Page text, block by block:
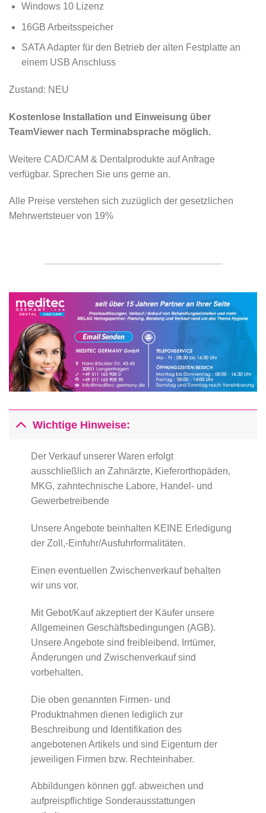
Windows 10 Lizenz
16GB Arbeitsspeicher
SATA Adapter für den Betrieb der alten Festplatte an
einem USB Anschluss
Zustand: NEU
Kostenlose Installation und Einweisung über
TeamViewer nach Terminabsprache möglich.
Weitere CAD/CAM & Dentalprodukte auf Anfrage
verfügbar. Sprechen Sie uns gerne an.
Alle Preise verstehen sich zuzüglich der gesetzlichen
Mehrwertsteuer von 19%
Wichtige Hinweise:
Der Verkauf unserer Waren erfolgt
ausschließlich an Zahnärzte, Kieferorthopäden,
MKG, zahntechnische Labore, Handel- und
Gewerbetreibende
Unsere Angebote beinhalten KEINE Erledigung
der Zoll,-Einfuhr/Ausfuhrformalitäten.
Einen eventuellen Zwischenverkauf behalten
wir uns vor.
Mit Gebot/Kauf akzeptiert der Käufer unsere
Allgemeinen Geschäftsbedingungen (AGB).
Unsere Angebote sind freibleibend. Irrtümer,
Änderungen und Zwischenverkauf sind
vorbehalten.
Die oben genannten Firmen- und
Produktnahmen dienen lediglich zur
Beschreibung und Identifikation des
angebotenen Artikels und sind Eigentum der
jeweiligen Firmen bzw. Rechteinhaber.
Abbildungen können ggf. abweichen und
aufpreispflichtige Sonderausstattungen